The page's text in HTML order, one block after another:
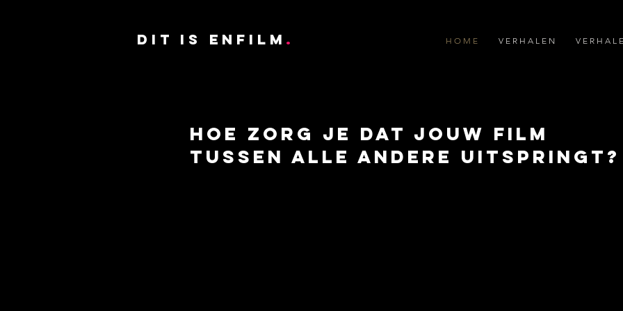
DIT IS ENFILM . H O M E V E R H A L E N V E R H A L
Hoe zorg je dat jouw film
tussen alle andere uitspringt?